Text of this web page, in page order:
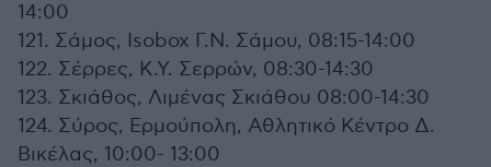
14:00
121. Σάμος, Isobox Γ.Ν. Σάμου, 08:15-14:00
122. Σέρρες, Κ.Υ. Σερρών, 08:30-14:30
123. Σκιάθος, Λιμένας Σκιάθου 08:00-14:30
124. Σύρος, Ερμούπολη, Αθλητικό Κέντρο Δ.
Βικέλας, 10:00- 13:00